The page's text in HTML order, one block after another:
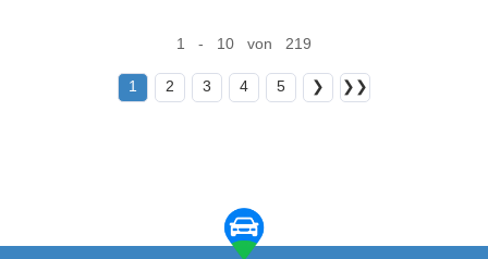
1 - 10 von 219
1 2 3 4 5 ❯ ❯❯